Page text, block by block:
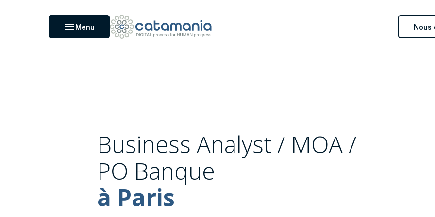
menu Menu Nous
Business Analyst / MOA /
PO Banque
à Paris